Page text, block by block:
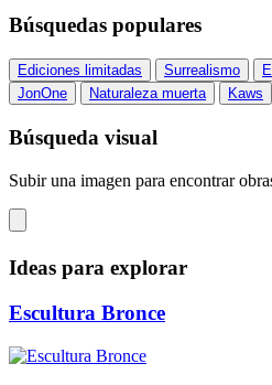
Búsquedas populares
Ediciones limitadas Surrealismo
JonOne
Naturaleza muerta Kaws
Búsqueda visual
Subir una imagen para encontrar
Ideas para explorar
Escultura Bronce